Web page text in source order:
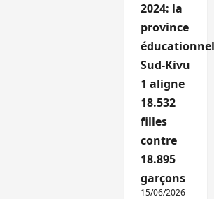
2024: la
province
Sud-Kivu
1 aligne
18.532
filles
contre
18.895
garçons
15/06/2026